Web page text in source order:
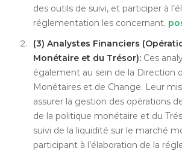
des outils de suivi, et participer à
réglementation les concernant.
(3) Analystes Financiers
Monétaire et du Trésor): Ces
également au sein de la Direction
Monétaires et de Change. Leur
assurer la gestion des opérations
de la politique monétaire et du
suivi de la liquidité sur le marché
participant à l’élaboration de la